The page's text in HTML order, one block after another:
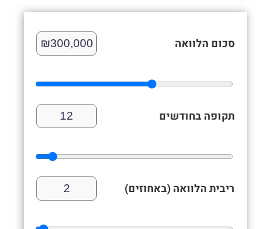
סכום הלוואה
תקופה בחודשים
ריבית הלוואה (באחוזים)